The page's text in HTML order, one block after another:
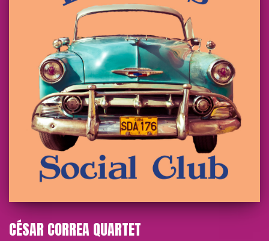
CÉSAR CORREA QUARTET